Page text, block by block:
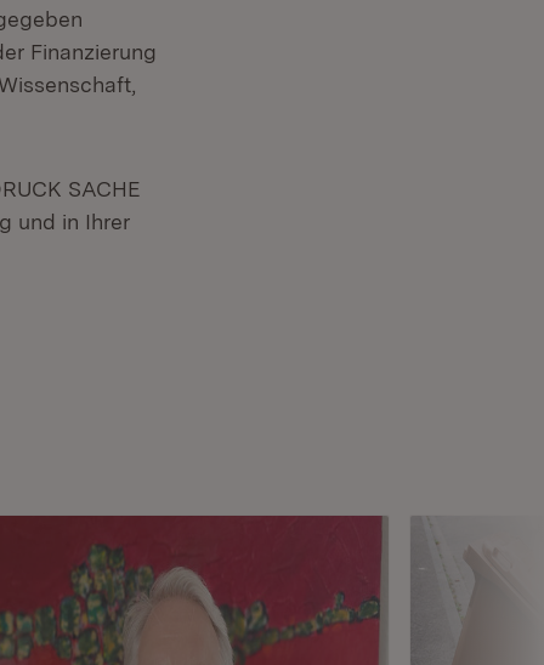
Finanzierung
SACHE
und in Ihrer